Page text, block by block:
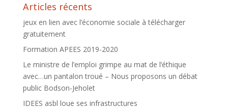
Articles récents
jeux en lien avec l’économie sociale à télécharger
gratuitement
Formation APEES 2019-2020
Le ministre de l’emploi grimpe au mat de l’éthique
avec…un pantalon troué – Nous proposons un débat
public Bodson-Jeholet
IDEES asbl loue ses infrastructures